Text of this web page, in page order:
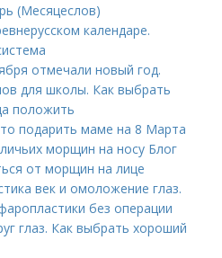
(Месяцеслов)
календаре.
отмечали новый год.
для школы. Как выбрать
положить
подарить маме на 8 Марта
морщин на носу Блог
от морщин на лице
век и омоложение глаз.
без операции
глаз. Как выбрать хороший